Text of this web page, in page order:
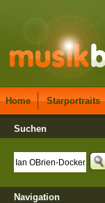
Home Starportraits
Suchen
Navigation